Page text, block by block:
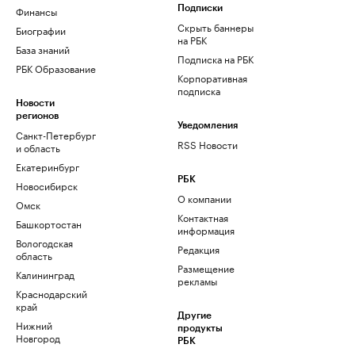
Финансы
Биографии
База знаний
РБК Образование
Новости
регионов
Санкт-Петербург
и область
Екатеринбург
Новосибирск
Омск
Башкортостан
Вологодская
область
Калининград
Краснодарский
край
Нижний
Новгород
Подписки
Скрыть баннеры
на РБК
Подписка на РБК
Корпоративная
подписка
Уведомления
RSS Новости
РБК
О компании
Контактная
информация
Редакция
Размещение
рекламы
Другие
продукты
РБК